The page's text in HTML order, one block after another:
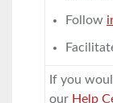
Follow
If you
our Help